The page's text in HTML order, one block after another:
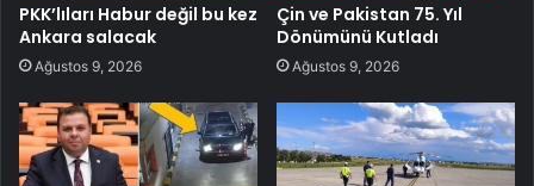
PKK’lıları Habur değil bu kez
Ankara salacak
Ağustos 9, 2026
Çin ve Pakistan 75. Yıl
Dönümünü Kutladı
Ağustos 9, 2026